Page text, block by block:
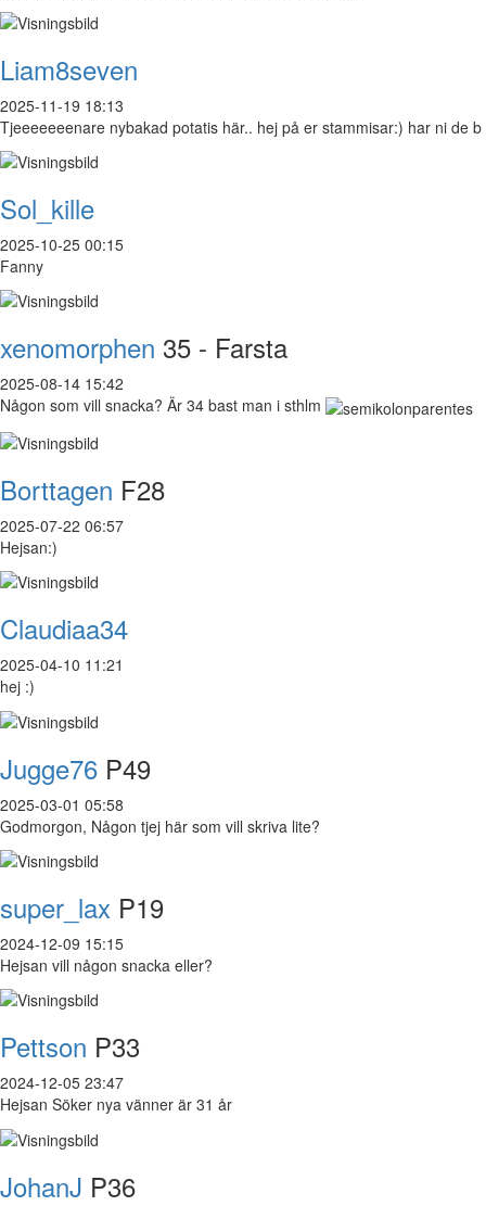
Liam8seven
2025-11-19 18:13
Tjeeeeeeenare nybakad potatis här.. hej på er stammisar:) har ni de b
Sol_kille
2025-10-25 00:15
Fanny
xenomorphen 35 - Farsta
2025-08-14 15:42
Någon som vill snacka? Är 34 bast man i sthlm
Borttagen F28
2025-07-22 06:57
Hejsan:)
Claudiaa34
2025-04-10 11:21
hej :)
Jugge76 P49
2025-03-01 05:58
Godmorgon, Någon tjej här som vill skriva lite?
super_lax P19
2024-12-09 15:15
Hejsan vill någon snacka eller?
Pettson P33
2024-12-05 23:47
Hejsan Söker nya vänner är 31 år
JohanJ P36